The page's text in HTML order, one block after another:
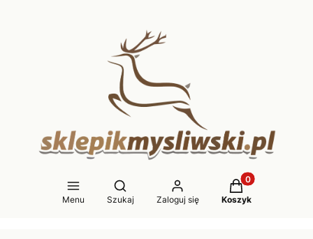
Menu
Otwórz wyszukiwarkę
Szukaj Zaloguj się
Produkty w
Koszyk